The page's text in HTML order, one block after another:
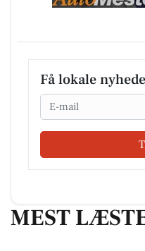
Få lokale
Email
MEST